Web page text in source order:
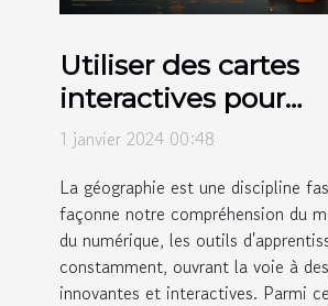
Utiliser des cartes
interactives pour
l'éducation
1 janvier 2024 00:48
La géographie est une discipline
façonne notre compréhension du
du numérique, les outils
constamment, ouvrant la voie à
innovantes et interactives. Parmi